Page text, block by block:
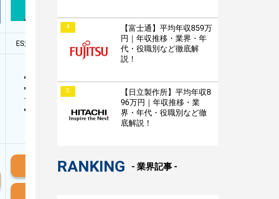
ES添削・面接対策アプリ【無料】
30秒以内にあなただけのESを
作成
AIと対話して面接練習ができ
iOS版はこちら
4
【富士通】平均年収859万
円｜年収推移・業界・年
代・役職別など徹底解
説！
5
【日立製作所】平均年収8
96万円｜年収推移・業
界・年代・役職別など徹
底解説！
RANKING - 業界記事 -